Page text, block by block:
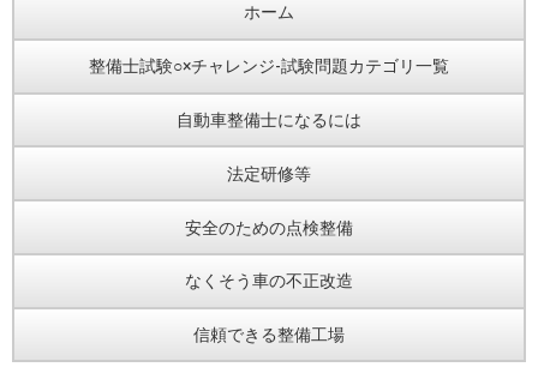
ホーム
整備士試験○×チャレンジ-試験問題カテゴリ一覧
自動車整備士になるには
法定研修等
安全のための点検整備
なくそう車の不正改造
信頼できる整備工場